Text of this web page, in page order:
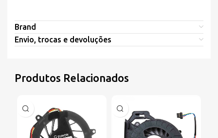
Brand
Envio, trocas e devoluções
Produtos Relacionados